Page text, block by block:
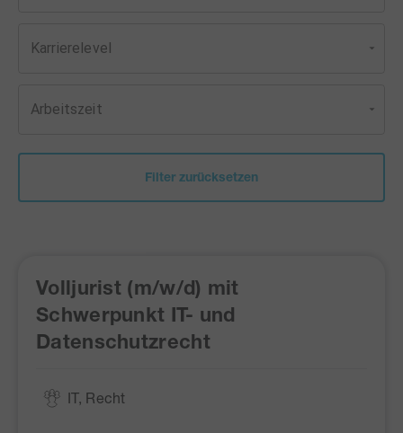
Karrierelevel
Arbeitszeit
Filter zurücksetzen
Volljurist (m/w/d) mit
Schwerpunkt IT- und
Datenschutzrecht
IT, Recht